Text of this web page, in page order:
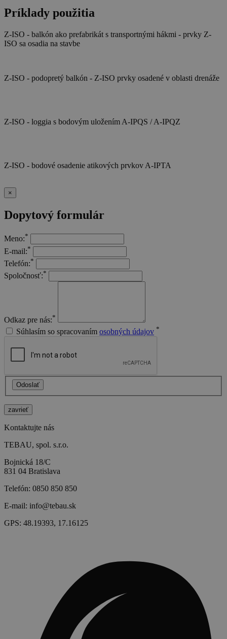
Príklady použitia
Z-ISO - balkón ako prefabrikát s transportnými hákmi - prvky Z-
ISO sa osadia na stavbe
Z-ISO - podopretý balkón - Z-ISO prvky osadené v oblasti drenáže
Z-ISO - loggia s bodovým uložením A-IPQS / A-IPQZ
Z-ISO - bodové osadenie atikových prvkov A-IPTA
×
Dopytový formulár
Meno:*
E-mail:*
Telefón:*
Spoločnosť:*
Odkaz pre nás:*
Súhlasím so spracovaním osobných údajov *
Odoslať
zavrieť
Kontaktujte nás
TEBAU, spol. s.r.o.
Bojnická 18/C
831 04 Bratislava
Telefón: 0850 850 850
E-mail: info@tebau.sk
GPS: 48.19393, 17.16125